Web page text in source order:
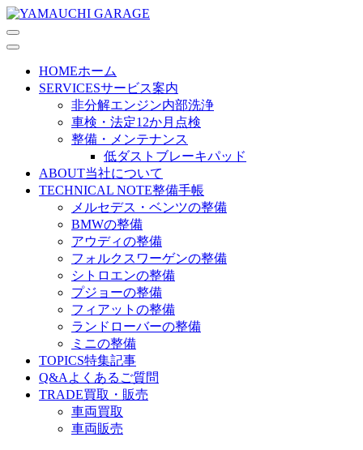
HOMEホーム
SERVICESサービス案内
非分解エンジン内部洗浄
車検・法定12か月点検
整備・メンテナンス
低ダストブレーキパッド
ABOUT当社について
TECHNICAL NOTE整備手帳
メルセデス・ベンツの整備
BMWの整備
アウディの整備
フォルクスワーゲンの整備
シトロエンの整備
プジョーの整備
フィアットの整備
ランドローバーの整備
ミニの整備
TOPICS特集記事
Q&A よくあるご質問
TRADE買取・販売
車両買取
車両販売